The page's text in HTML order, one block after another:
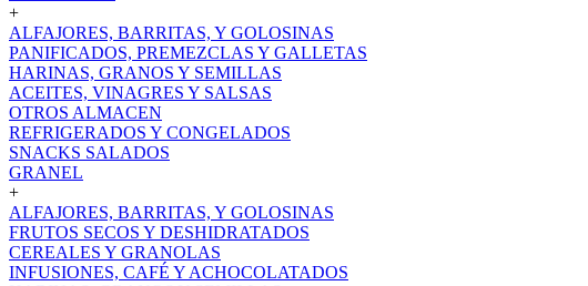
+
ALFAJORES, BARRITAS, Y GOLOSINAS
PANIFICADOS, PREMEZCLAS Y GALLETAS
HARINAS, GRANOS Y SEMILLAS
ACEITES, VINAGRES Y SALSAS
OTROS ALMACEN
REFRIGERADOS Y CONGELADOS
SNACKS SALADOS
GRANEL
+
ALFAJORES, BARRITAS, Y GOLOSINAS
FRUTOS SECOS Y DESHIDRATADOS
CEREALES Y GRANOLAS
INFUSIONES, CAFÉ Y ACHOCOLATADOS